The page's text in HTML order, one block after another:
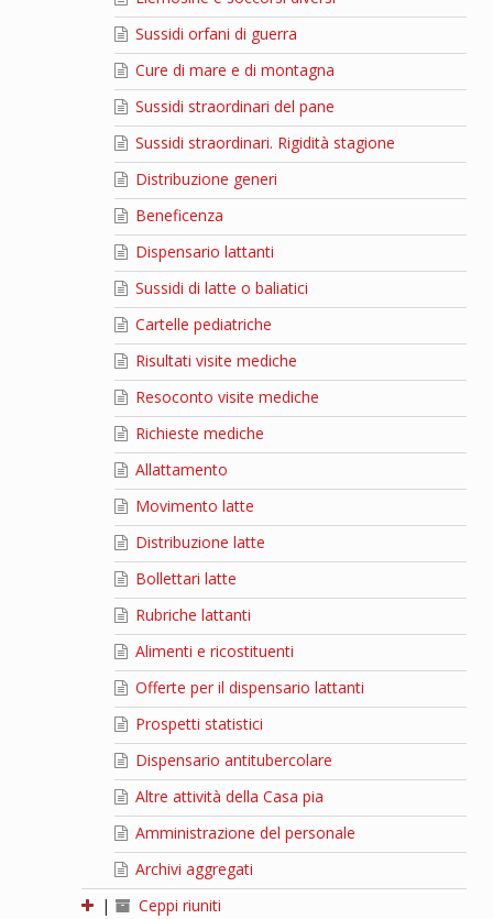
Sussidi orfani di guerra
Cure di mare e di montagna
Sussidi straordinari del pane
Sussidi straordinari. Rigidità stagione
Distribuzione generi
Beneficenza
Dispensario lattanti
Sussidi di latte o baliatici
Cartelle pediatriche
Risultati visite mediche
Resoconto visite mediche
Richieste mediche
Allattamento
Movimento latte
Distribuzione latte
Bollettari latte
Rubriche lattanti
Alimenti e ricostituenti
Offerte per il dispensario lattanti
Prospetti statistici
Dispensario antitubercolare
Altre attività della Casa pia
Amministrazione del personale
Archivi aggregati
|
Ceppi riuniti